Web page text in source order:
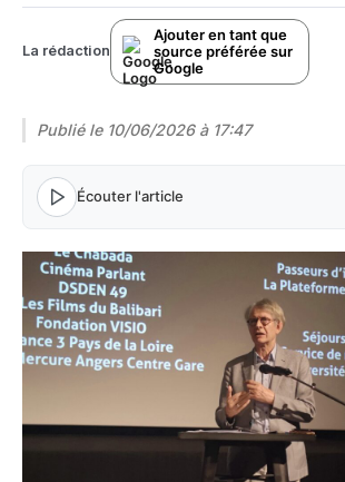
La rédaction
Ajouter en tant que
source préférée sur
Google
Publié le 10/06/2026 à 17:47
Écouter l'article